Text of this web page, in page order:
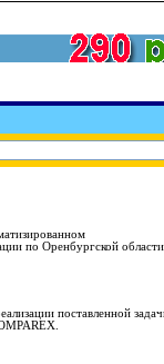
по Оренбургской области.
поставленной